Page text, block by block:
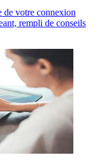
de votre connexion
rempli de conseils